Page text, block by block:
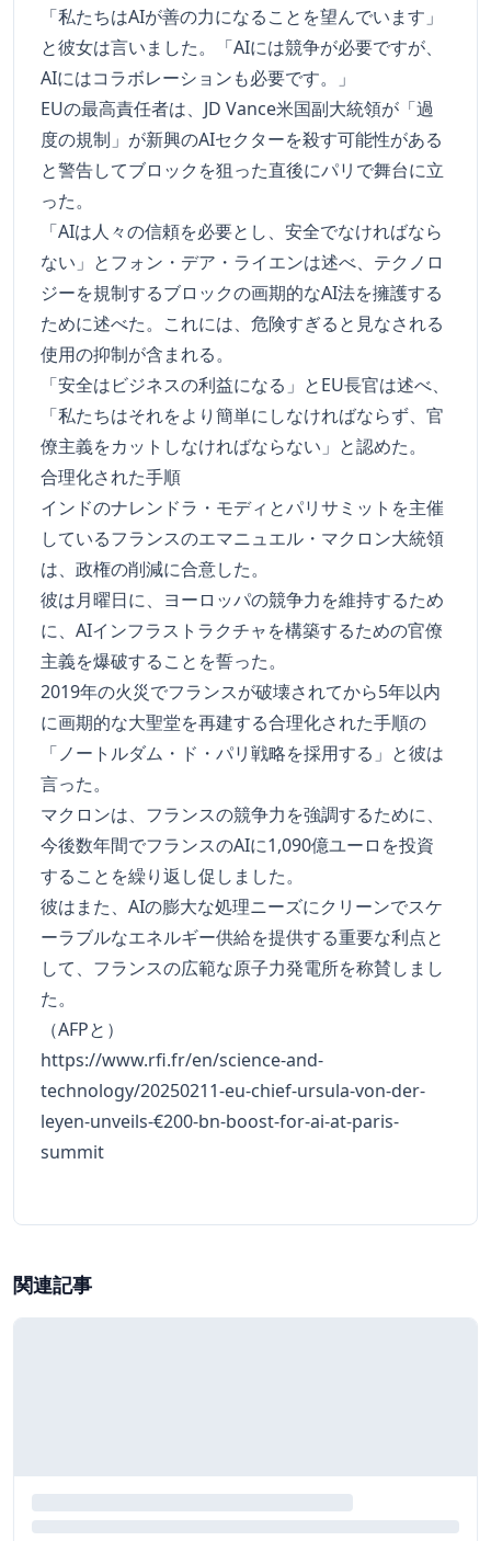
「私たちはAIが善の力になることを望んでいます」
と彼女は言いました。「AIには競争が必要ですが、
AIにはコラボレーションも必要です。」
EUの最高責任者は、JD Vance米国副大統領が「過
度の規制」が新興のAIセクターを殺す可能性がある
と警告してブロックを狙った直後にパリで舞台に立
った。
「AIは人々の信頼を必要とし、安全でなければなら
ない」とフォン・デア・ライエンは述べ、テクノロ
ジーを規制するブロックの画期的なAI法を擁護する
ために述べた。これには、危険すぎると見なされる
使用の抑制が含まれる。
「安全はビジネスの利益になる」とEU長官は述べ、
「私たちはそれをより簡単にしなければならず、官
僚主義をカットしなければならない」と認めた。
合理化された手順
インドのナレンドラ・モディとパリサミットを主催
しているフランスのエマニュエル・マクロン大統領
は、政権の削減に合意した。
彼は月曜日に、ヨーロッパの競争力を維持するため
に、AIインフラストラクチャを構築するための官僚
主義を爆破することを誓った。
2019年の火災でフランスが破壊されてから5年以内
に画期的な大聖堂を再建する合理化された手順の
「ノートルダム・ド・パリ戦略を採用する」と彼は
言った。
マクロンは、フランスの競争力を強調するために、
今後数年間でフランスのAIに1,090億ユーロを投資
することを繰り返し促しました。
彼はまた、AIの膨大な処理ニーズにクリーンでスケ
ーラブルなエネルギー供給を提供する重要な利点と
して、フランスの広範な原子力発電所を称賛しまし
た。
（AFPと）
https://www.rfi.fr/en/science-and-
technology/20250211-eu-chief-ursula-von-der-
leyen-unveils-€200-bn-boost-for-ai-at-paris-
summit
関連記事